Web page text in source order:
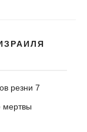
резни 7
мертвы